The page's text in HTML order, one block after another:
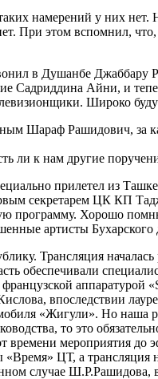
намерений у них
При этом вспомнил,
в Душанбе Джаббару
Садриддина Айни, и
Широко
Шараф Рашидович, за
ли к нам другие
прилетел из
секретарем ЦК КП
программу. Хорошо
артисты
Трансляция
обеспечивали
аппаратурой
впоследствии
«Жигули». Но
то это
времени мероприятия до
ЦТ, а трансляция
случае Ш.Р.Рашидова,